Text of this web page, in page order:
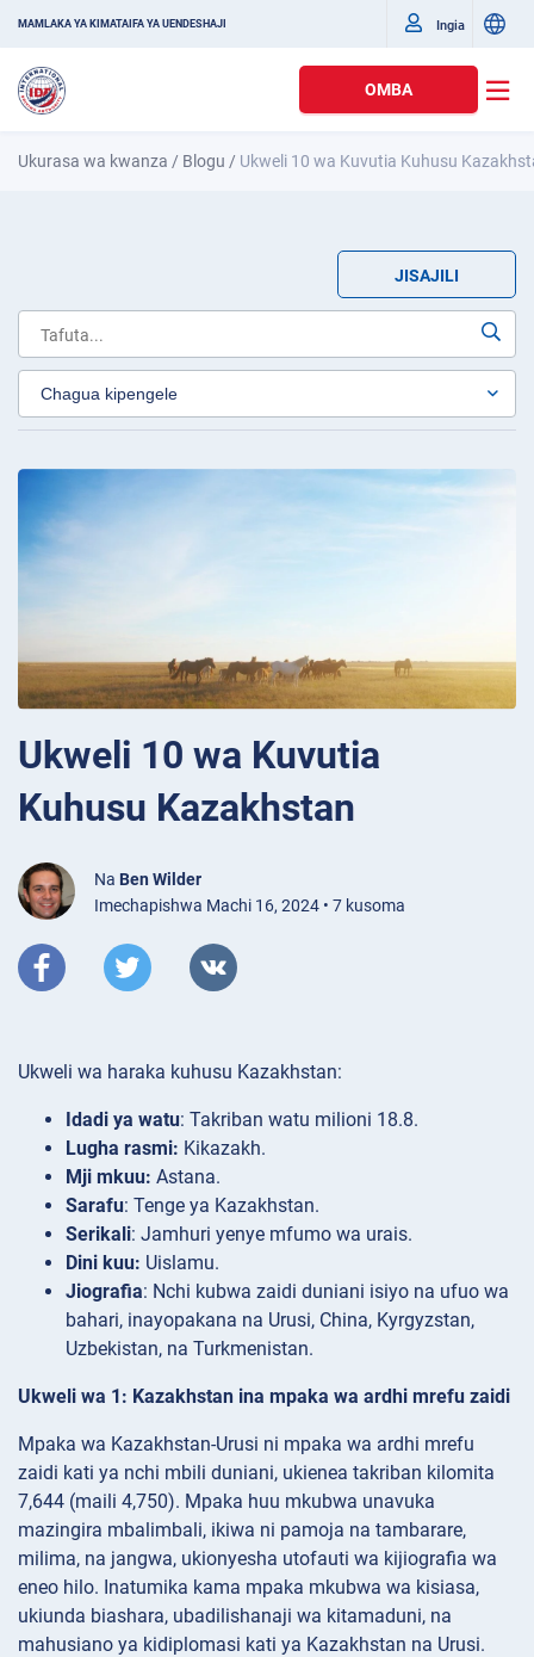
MAMLAKA YA KIMATAIFA YA UENDESHAJI Ingia
OMBA
Ukurasa wa kwanza / Blogu / Ukweli 10 wa Kuvutia Kuhusu
JISAJILI
Ukweli 10 wa Kuvutia
Kuhusu Kazakhstan
Na Ben Wilder
Imechapishwa Machi 16, 2024 • 7 kusoma
Ukweli wa haraka kuhusu Kazakhstan:
Idadi ya watu: Takriban watu milioni 18.8.
Lugha rasmi: Kikazakh.
Mji mkuu: Astana.
Sarafu: Tenge ya Kazakhstan.
Serikali: Jamhuri yenye mfumo wa urais.
Dini kuu: Uislamu.
Jiografia: Nchi kubwa zaidi duniani isiyo na ufuo wa
bahari, inayopakana na Urusi, China, Kyrgyzstan,
Uzbekistan, na Turkmenistan.
Ukweli wa 1: Kazakhstan ina mpaka wa ardhi mrefu zaidi
Mpaka wa Kazakhstan-Urusi ni mpaka wa ardhi mrefu
zaidi kati ya nchi mbili duniani, ukienea takriban kilomita
7,644 (maili 4,750). Mpaka huu mkubwa unavuka
mazingira mbalimbali, ikiwa ni pamoja na tambarare,
milima, na jangwa, ukionyesha utofauti wa kijiografia wa
eneo hilo. Inatumika kama mpaka mkubwa wa kisiasa,
ukiunda biashara, ubadilishanaji wa kitamaduni, na
mahusiano ya kidiplomasi kati ya Kazakhstan na Urusi.